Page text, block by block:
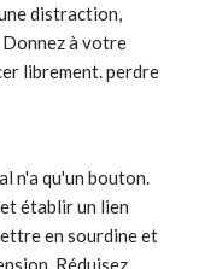
distraction,
à votre
librement. perdre
n'a qu'un bouton.
établir un lien
en sourdine et
Réduisez